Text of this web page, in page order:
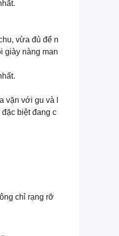
vừa đủ để n
giày nàng man
vặn với gu và l
biệt đang c
chỉ rạng rỡ